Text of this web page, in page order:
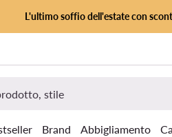
L'ultimo soffio dell'estate con
Brand Abbigliamento